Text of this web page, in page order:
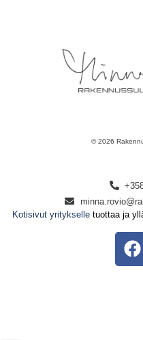
© 2026
Kotisivut yritykselletuottaa ja